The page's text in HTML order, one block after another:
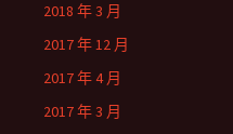
2018 年 3 月
2017 年 12 月
2017 年 4 月
2017 年 3 月